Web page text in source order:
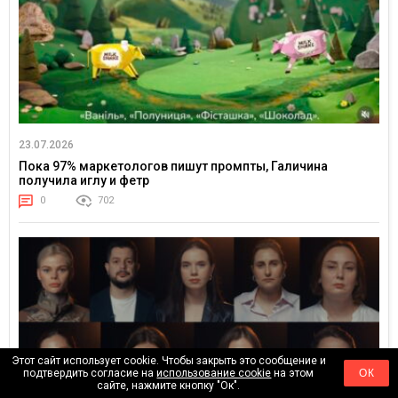
23.07.2026
Пока 97% маркетологов пишут промпты, Галичина
получила иглу и фетр
0 702
Этот сайт использует cookie. Чтобы закрыть это сообщение и
подтвердить согласие наиспользование cookie на этом
сайте, нажмите кнопку "Ок".
ОК